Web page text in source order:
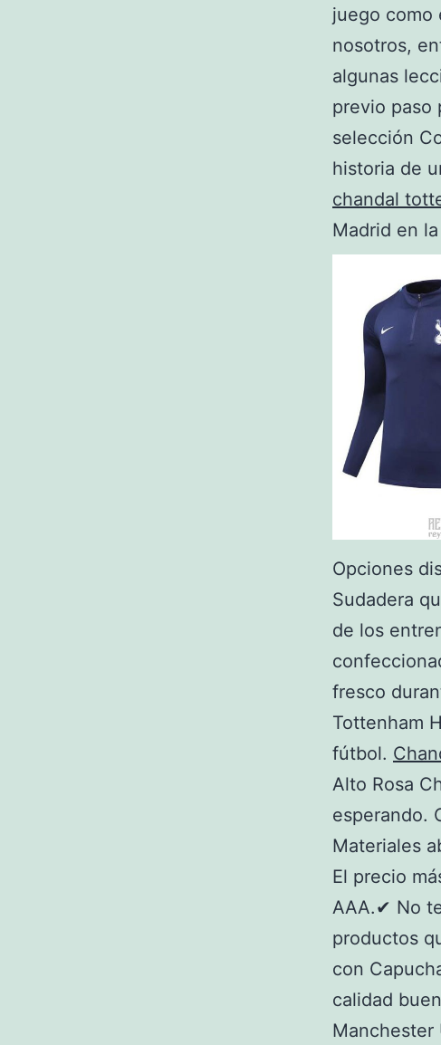
juego como
nosotros,
algunas
previo paso
selección
historia de
chandal
Madrid en
Opciones
Sudadera
de los
fresco
Tottenham
fútbol.
Alto Rosa
esperando.
Materiales
El precio
AAA.✔ No
productos
con
calidad
Manchester